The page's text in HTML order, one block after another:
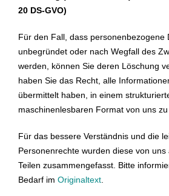
20 DS-GVO)
Für den Fall, dass personenbezogene
unbegründet oder nach Wegfall des
werden, können Sie deren Löschung
haben Sie das Recht, alle
übermittelt haben, in einem
maschinenlesbaren Format von uns zu
Für das bessere Verständnis und die
Personenrechte wurden diese von uns
Teilen zusammengefasst. Bitte
Bedarf imOriginaltext